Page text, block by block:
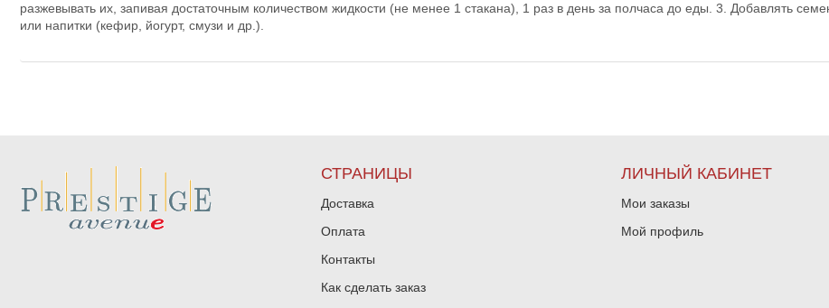
разжевывать их, запивая достаточным количеством жидкости (не менее 1 стакана), 1 раз в день за полчаса до еды. 3. Добавлять
или напитки (кефир, йогурт, смузи и др.).
СТРАНИЦЫ
Доставка
Оплата
Контакты
Как сделать заказ
ЛИЧНЫЙ КАБИНЕТ
Мои заказы
Мой профиль